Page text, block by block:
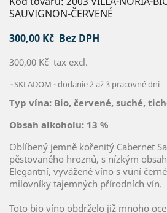
SAUVIGNON-ČERVENÉ
300,00 Kč Bez DPH
300,00 Kč tax excl.
SKLADOM - dodanie 2 až 3 pracovné dni
Typ vína: Bio, červené, suché,
Obsah alkoholu: 13 %
Oblíbený jemně kořenitý Cabernet
pěstovaného hroznů, s nízkým
Elegantní, vyvážené víno s vůní
milovníky tajemných přírodních vín.
Toto bio víno obdrželo již mnoho